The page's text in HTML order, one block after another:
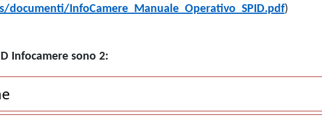
InfoCamere_Manuale_Operativo_SPID.pdf)
Infocamere sono 2: